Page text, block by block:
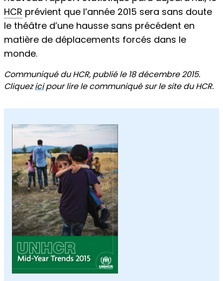
HCR prévient que l’année 2015 sera sans doute
le théâtre d’une hausse sans précédent en
matière de déplacements forcés dans le
monde.
Communiqué du HCR, publié le 18 décembre 2015.
Cliquezicipour lire le communiqué sur le site du HCR.